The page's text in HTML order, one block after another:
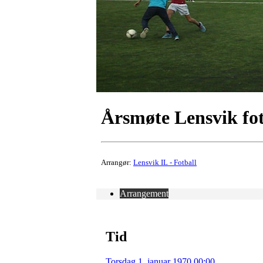
Årsmøte Lensvik
Arrangør: Lensvik IL - Fotball
Arrangement
Tid